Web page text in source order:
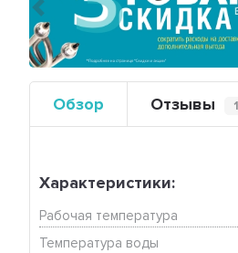
Предыдущий
Обзор Отзывы
Характеристики:
Рабочая температура
Температура воды